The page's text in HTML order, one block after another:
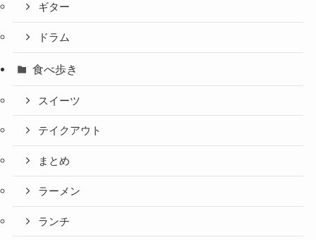
ギター
ドラム
食べ歩き
スイーツ
テイクアウト
まとめ
ラーメン
ランチ